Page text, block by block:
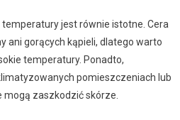
jest równie istotne. Cera
ani gorących kąpieli, dlatego warto
temperatury. Ponadto,
pomieszczeniach lub
zaszkodzić skórze.